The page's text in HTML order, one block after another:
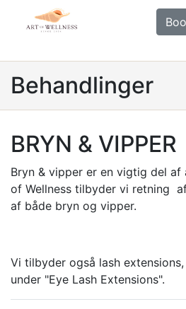
Behandlinger
BRYN & VIPPER
Bryn & vipper er en vigtig del af
of Wellness tilbyder vi retning
af både bryn og vipper.
Vi tilbyder også lash
under "Eye Lash Extensions".